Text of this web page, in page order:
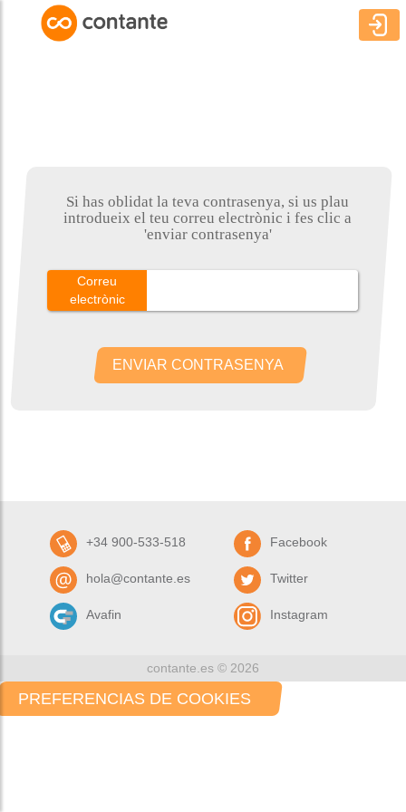
Si has oblidat la teva contrasenya, si us plau
introdueix el teu correu electrònic i fes clic a
'enviar contrasenya'
Correu
electrònic
ENVIAR CONTRASENYA
+34 900-533-518
hola@contante.es
Avafin
Facebook
Twitter
Instagram
contante.es © 2026
PREFERENCIAS DE COOKIES